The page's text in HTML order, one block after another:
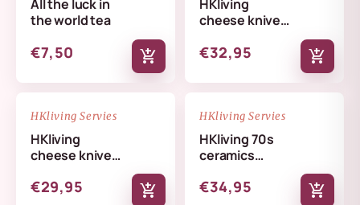
All the luck in
the world tea
€7,50 add_shopping_cart
HKliving
cheese knives
€32,95 add_shopping_cart
NIEUW
HKliving Servies
HKliving
cheese knives
€29,95 add_shopping_cart
NIEUW
HKliving Servies
HKliving 70s
ceramics
skyline
€34,95 add_shopping_cart